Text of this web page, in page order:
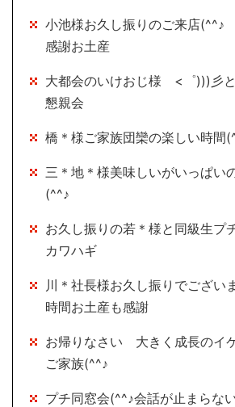
小池様お久し振りのご来店(^^♪
感謝お土産
大都会のいけおじ様 <゜)))彡
懇親会
橋＊様ご家族団欒の楽しい時間
三＊地＊様美味しいがいっぱい
(^^♪
お久し振りの若＊様と同級生プ
カワハギ
川＊社長様お久し振りでござ
時間お土産も感謝
お帰りなさい 大きく成長のイ
ご家族(^^♪
プチ同窓会(^^♪会話が止まらな